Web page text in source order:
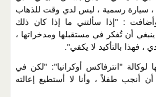
سيارة رسمية ، ليس لدي وقت للذهاب
: "إذا سألتني ما إذا كان ذلك
أن تُفكر في مستقبلها ومدخراتها ،
، فهذا بالتأكيد لا يكفي".
لوكالة "انترفاكس أوكرانيا": "لكن في
أنجب طفلاً ، وأنا لا أستطيع إعالته